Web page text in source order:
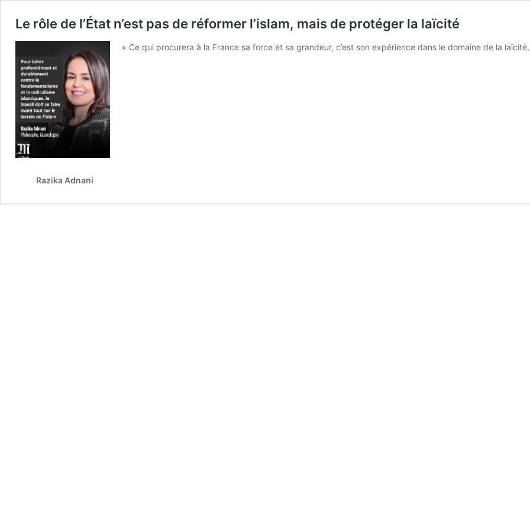
Le rôle de l’État n’est pas de réformer l’islam, mais de protéger la laïcité
« Ce qui procurera à la France sa force et sa grandeur, c’est son expérience dans le domaine de la
Razika Adnani